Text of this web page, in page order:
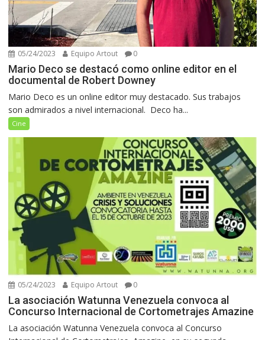
05/24/2023 Equipo Artout 0
Mario Deco se destacó como online editor en el
documental de Robert Downey
Mario Deco es un online editor muy destacado. Sus trabajos
son admirados a nivel internacional. Deco ha...
Cine
05/24/2023 Equipo Artout 0
La asociación Watunna Venezuela convoca al
Concurso Internacional de Cortometrajes Amazine
La asociación Watunna Venezuela convoca al Concurso